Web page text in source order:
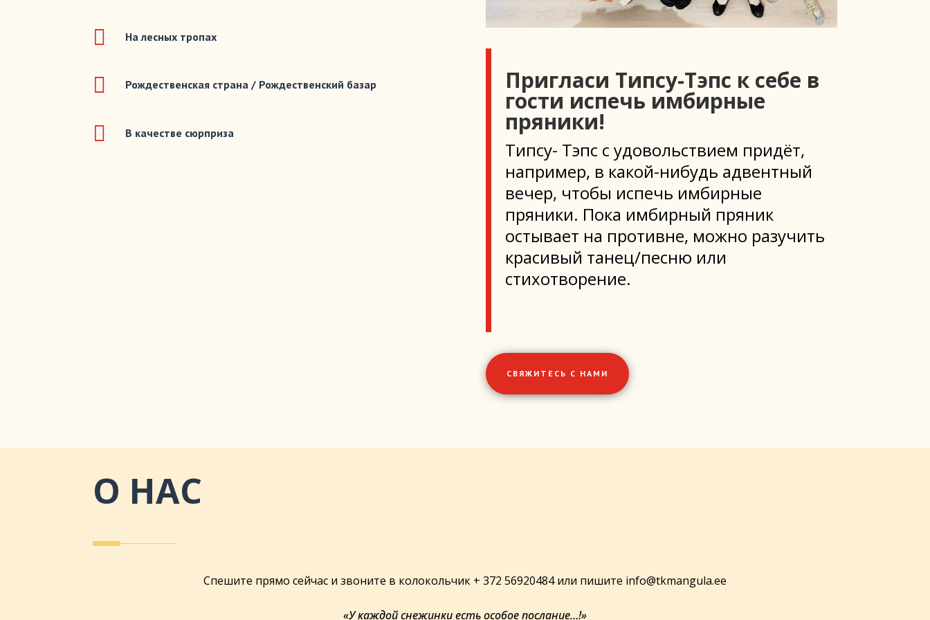

На лесных тропах
 Рождественская страна / Рождественский базар
 В качестве сюрприза
Пригласи Типсу-Тэпс к себе в
гости испечь имбирные
пряники!
Типсу- Тэпс с удовольствием придёт,
например, в какой-нибудь адвентный
вечер, чтобы испечь имбирные
пряники. Пока имбирный пряник
остывает на противне, можно разучить
красивый танец/песню или
стихотворение.
СВЯЖИТЕСЬ С НАМИ
О НАС
Спешите прямо сейчас и звоните в колокольчик + 372 56920484 или пишите info@tkmangula.ee
«У каждой снежинки есть особое послание…!»